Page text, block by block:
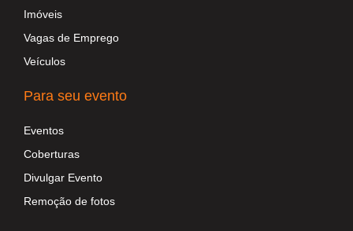
Imóveis
Vagas de Emprego
Veículos
Para seu evento
Eventos
Coberturas
Divulgar Evento
Remoção de fotos